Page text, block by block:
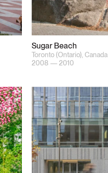
Sugar Beach
Toronto (Ontario), Canada
2008 — 2010